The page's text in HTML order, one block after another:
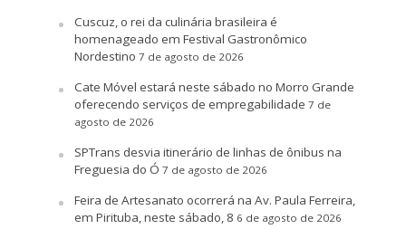
Cuscuz, o rei da culinária brasileira é
homenageado em Festival Gastronômico
Nordestino 7 de agosto de 2026
Cate Móvel estará neste sábado no Morro Grande
oferecendo serviços de empregabilidade 7 de
agosto de 2026
SPTrans desvia itinerário de linhas de ônibus na
Freguesia do Ó 7 de agosto de 2026
Feira de Artesanato ocorrerá na Av. Paula Ferreira,
em Pirituba, neste sábado, 8 6 de agosto de 2026